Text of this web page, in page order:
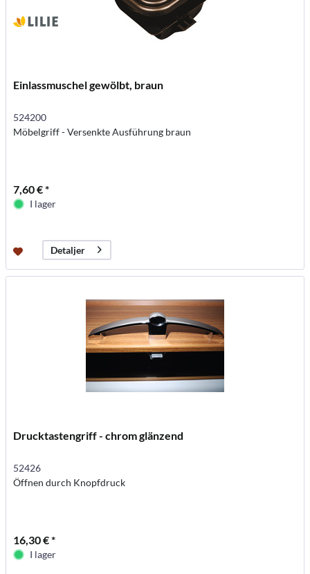
Einlassmuschel gewölbt, braun
524200
Möbelgriff - Versenkte Ausführung braun
7,60 € *
I lager
Detaljer
Drucktastengriff - chrom glänzend
52426
Öffnen durch Knopfdruck
16,30 € *
I lager